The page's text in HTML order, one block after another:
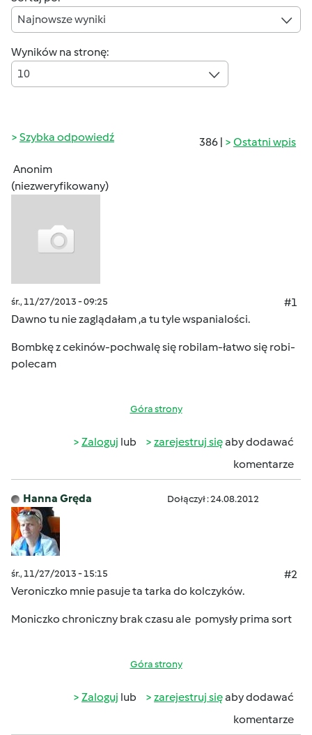
Najnowsze wyniki
Wyników na stronę:
10
386 | Ostatni wpis
Szybka odpowiedź
Anonim
(niezweryfikowany)
śr., 11/27/2013 - 09:25
#1
Dawno tu nie zaglądałam ,a tu tyle wspanialości.
Bombkę z cekinów-pochwalę się robilam-łatwo się robi-
polecam
Góra strony
Zaloguj lub zarejestruj sięaby dodawać
komentarze
Hanna Gręda Dołączył : 24.08.2012
śr., 11/27/2013 - 15:15
#2
Veroniczko mnie pasuje ta tarka do kolczyków.
Moniczko chroniczny brak czasu ale pomysły prima sort
Góra strony
Zaloguj lub zarejestruj sięaby dodawać
komentarze